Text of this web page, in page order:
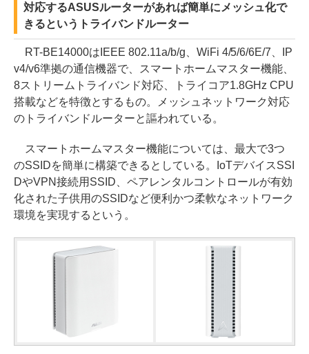
対応するASUSルーターがあれば簡単にメッシュ化で
きるというトライバンドルーター
RT-BE14000はIEEE 802.11a/b/g、WiFi 4/5/6/6E/7、IP
v4/v6準拠の通信機器で、スマートホームマスター機能、
8ストリームトライバンド対応、トライコア1.8GHz CPU
搭載などを特徴とするもの。メッシュネットワーク対応
のトライバンドルーターと謳われている。
スマートホームマスター機能については、最大で3つ
のSSIDを簡単に構築できるとしている。IoTデバイスSSI
DやVPN接続用SSID、ペアレンタルコントロールが有効
化された子供用のSSIDなど便利かつ柔軟なネットワーク
環境を実現するという。